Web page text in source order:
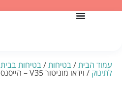
עמוד הבית/בטיחות/בטיחות בבית
לתינוק